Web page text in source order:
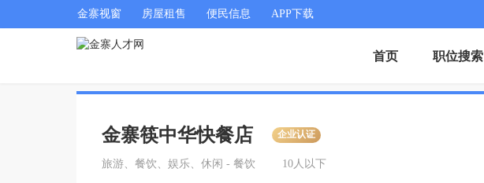
金寨视窗 房屋租售 便民信息 APP下载
首页 职位搜索
金寨筷中华快餐店 企业认证
旅游、餐饮、娱乐、休闲 - 餐饮 10人以下